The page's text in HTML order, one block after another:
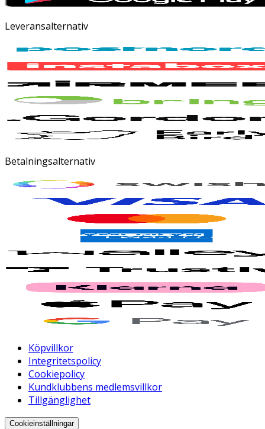
Leveransalternativ
Betalningsalternativ
Köpvillkor
Integritetspolicy
Cookiepolicy
Kundklubbens medlemsvillkor
Tillgänglighet
Cookieinställningar